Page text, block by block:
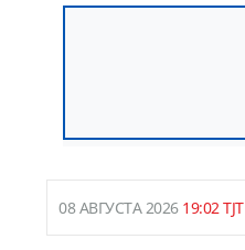
08 АВГУСТА 202619:02 TJT